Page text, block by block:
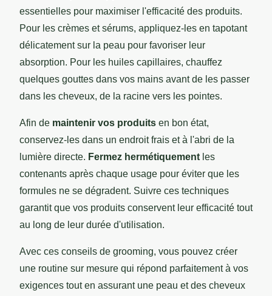
essentielles pour maximiser l'efficacité des produits.
Pour les crèmes et sérums, appliquez-les en tapotant
délicatement sur la peau pour favoriser leur
absorption. Pour les huiles capillaires, chauffez
quelques gouttes dans vos mains avant de les passer
dans les cheveux, de la racine vers les pointes.
Afin de maintenir vos produits en bon état,
conservez-les dans un endroit frais et à l'abri de la
lumière directe. Fermez hermétiquement les
contenants après chaque usage pour éviter que les
formules ne se dégradent. Suivre ces techniques
garantit que vos produits conservent leur efficacité tout
au long de leur durée d'utilisation.
Avec ces conseils de grooming, vous pouvez créer
une routine sur mesure qui répond parfaitement à vos
exigences tout en assurant une peau et des cheveux